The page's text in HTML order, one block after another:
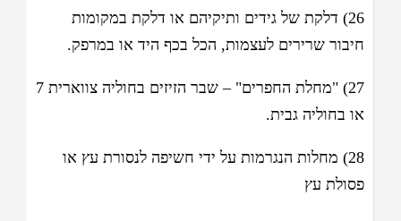
26) דלקת של גידים ותיקיהם או דלקת במקומות
חיבור שרירים לעצמות, הכל בכף היד או במרפק.
27) "מחלת החפרים" – שבר הזיזים בחוליה צווארית 7
או בחוליה גבית.
28) מחלות הנגרמות על ידי חשיפה לנסורת עץ או
פסולת עץ